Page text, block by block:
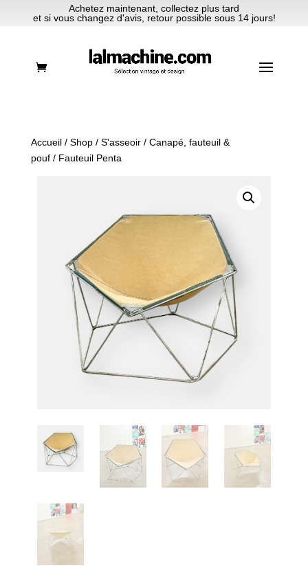
Achetez maintenant, collectez plus tard
et si vous changez d'avis, retour possible sous 14 jours!
Accueil/ Shop/ S'asseoir/ Canapé, fauteuil &
pouf/ Fauteuil Penta